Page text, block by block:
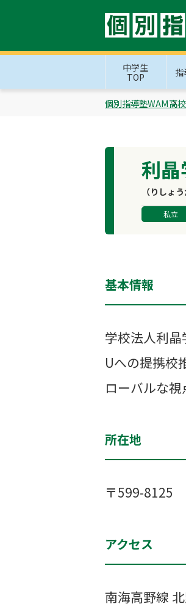
中学生
TOP
個別指導塾WAM高
利
（りしょ
私立
基本情報
学校法人利
Uへの提携校
ローバルな
所在地
〒599-8125
アクセス
南海高野線